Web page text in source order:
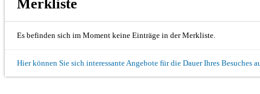
Merkliste
Es befinden sich im Moment keine Einträge in der Merkliste.
Hier können Sie sich interessante Angebote für die Dauer Ihres Besuches